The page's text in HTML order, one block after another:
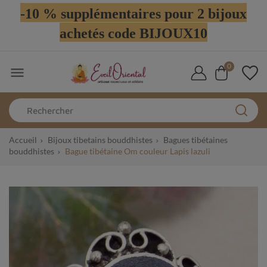
-10 % supplémentaires pour 2 bijoux
achetés code BIJOUX10
 0
Accueil Bijoux tibetains bouddhistes
Bagues tibétaines
bouddhistes
Bague tibétaine Om couleur Lapis lazuli